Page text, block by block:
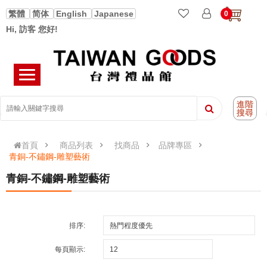
繁體 简体 English
Japanese
Hi, 訪客 您好!
0
進階
搜尋
首頁 商品列表 找商品
品牌專區
青銅-不鏽鋼-雕塑藝術
青銅-不鏽鋼-雕塑藝術
排序:
每頁顯示: